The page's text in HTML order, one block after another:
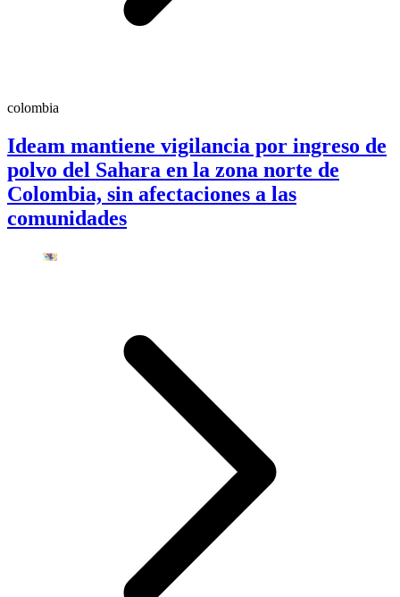
colombia
Ideam mantiene vigilancia por ingreso de
polvo del Sahara en la zona norte de
Colombia, sin afectaciones a las
comunidades